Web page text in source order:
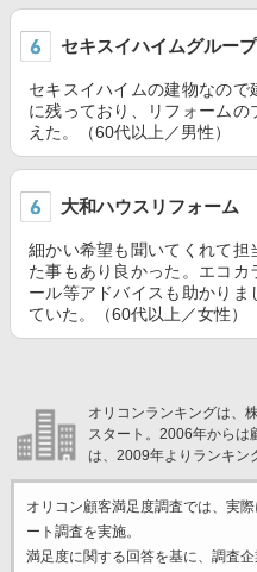
セキスイハイムグルー
セキスイハイムの建物なの
に残っており、リフォーム
えた。（60代以上／男性）
大和ハウスリフォーム
細かい希望も聞いてくれて
た事もあり良かった。エコ
ール等アドバイスも助かり
ていた。（60代以上／女性）
オリコンランキングは、
スタート。2006年からは
は、2009年よりランキン
オリコン顧客満足度調査では、実
ート調査を実施。
満足度に関する回答を基に、調査